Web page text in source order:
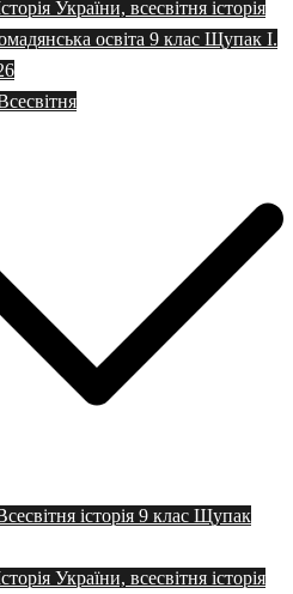
України, всесвітня історія
освіта 9 клас Щупак І.
історія 9 клас Щупак
України, всесвітня історія